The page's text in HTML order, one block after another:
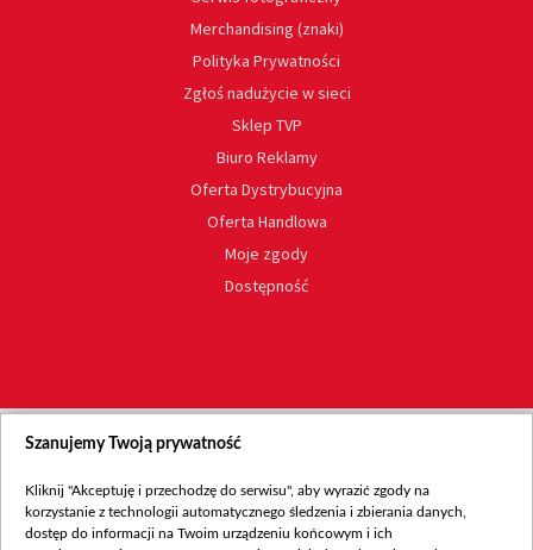
Merchandising (znaki)
Polityka Prywatności
Zgłoś nadużycie w sieci
Sklep TVP
Biuro Reklamy
Oferta Dystrybucyjna
Oferta Handlowa
Moje zgody
Dostępność
Szanujemy Twoją prywatność
Kliknij "Akceptuję i przechodzę do serwisu", aby wyrazić zgody na
korzystanie z technologii automatycznego śledzenia i zbierania danych,
dostęp do informacji na Twoim urządzeniu końcowym i ich